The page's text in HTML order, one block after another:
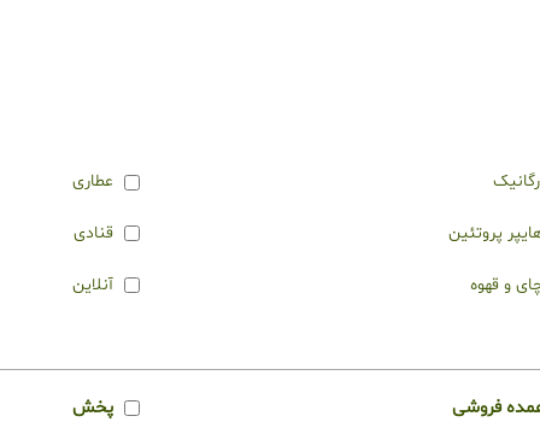
عطاری
پروتئین قنادی
و قهوه آنلاین
فروشی پخش